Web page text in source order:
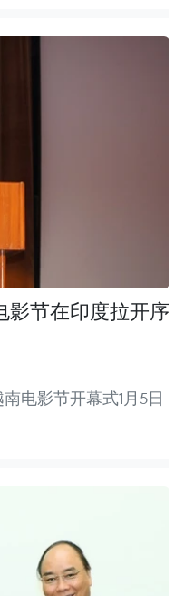
影节在印度拉开序
电影节开幕式1月5日